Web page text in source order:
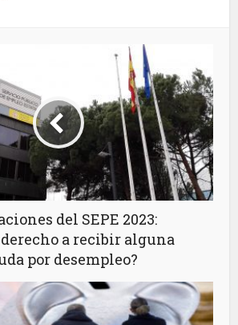
del SEPE 2023:
a recibir alguna
por desempleo?